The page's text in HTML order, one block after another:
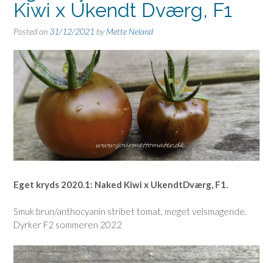
Kiwi x Ukendt Dværg, F1
Posted on 31/12/2021 byMette Neland
Eget kryds 2020.1: Naked Kiwi x UkendtDværg, F1.
Smuk brun/anthocyanin stribet tomat, meget velsmagende.
Dyrker F2 sommeren 2022